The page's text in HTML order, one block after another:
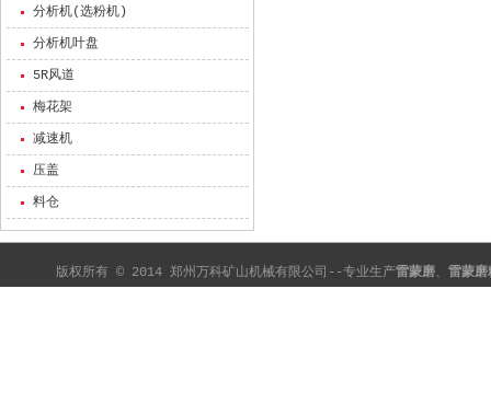
分析机(选粉机)
分析机叶盘
5R风道
梅花架
减速机
压盖
料仓
版权所有 © 2014 郑州万科矿山机械有限公司--专业生产雷蒙磨、 雷蒙磨